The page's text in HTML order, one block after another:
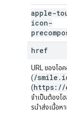
apple-
icon-
href
URL ของไอ
(/
(https://
จำเป็นต้องโ
รนําส่งเนื้อห